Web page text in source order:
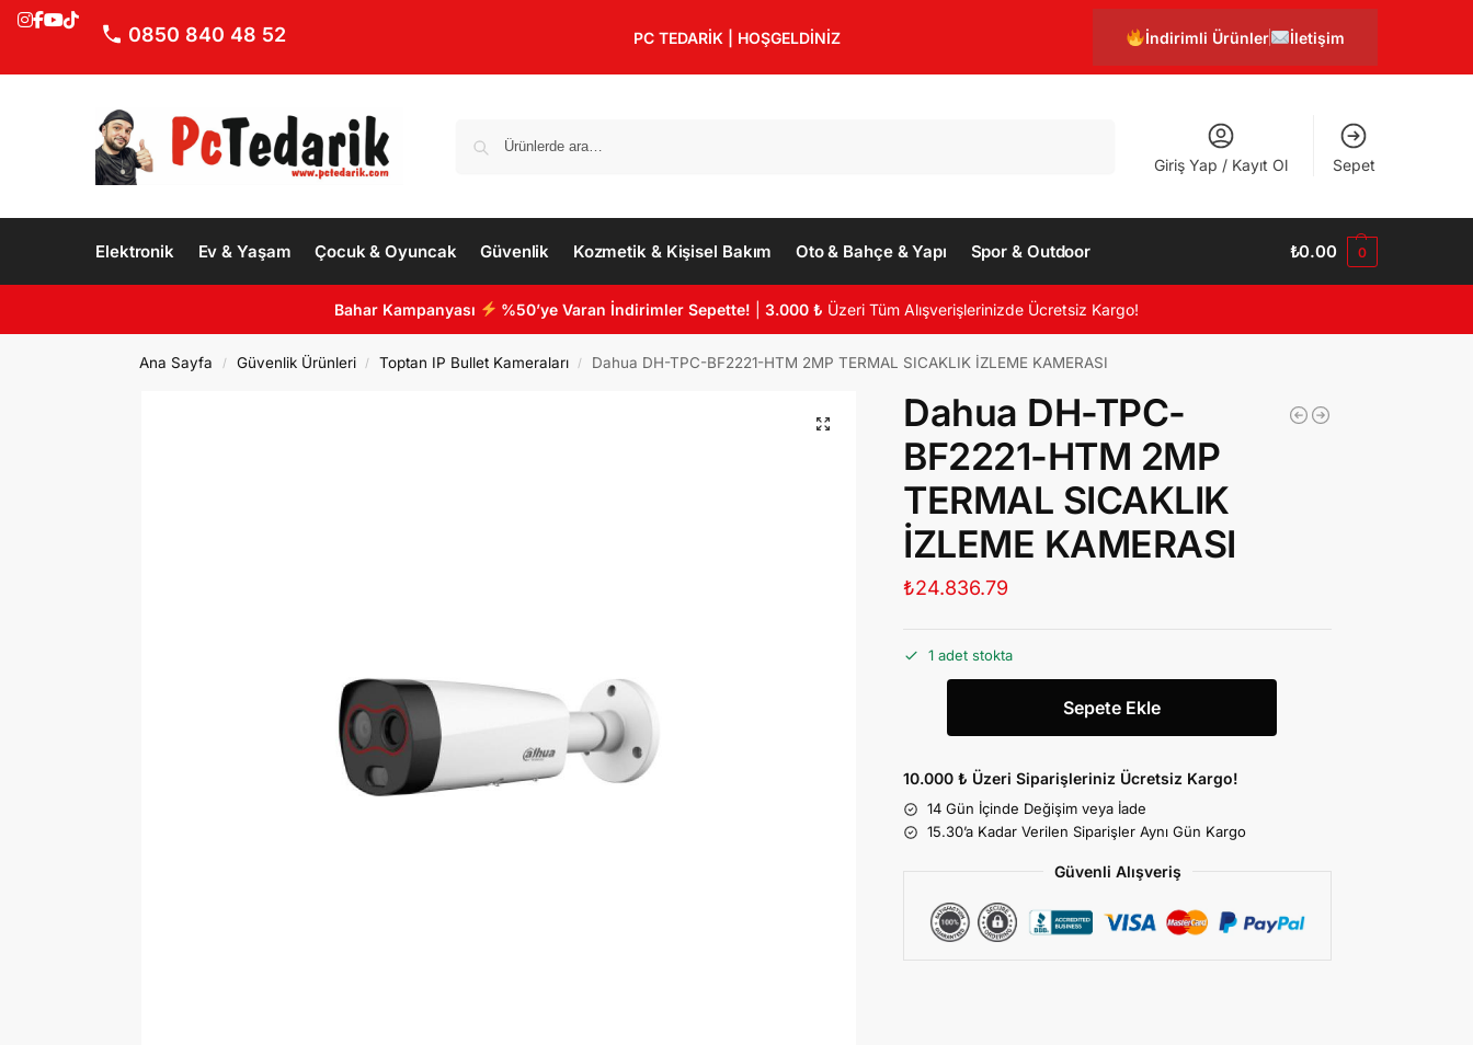
0850 840 48 52 PC TEDARİK | HOŞGELDİNİZ İndirimli Ürünler İletişim
Giriş Yap / Kayıt Ol Sepet
Elektronik Ev & Yaşam Çocuk & Oyuncak Güvenlik Kozmetik & Kişisel Bakım Oto & Bahçe & Yapı Spor & Outdoor ₺0.00 0
Bahar Kampanyası %50’ye Varan İndirimler Sepette! |3.000 ₺ Üzeri Tüm Alışverişlerinizde Ücretsiz Kargo!
Ana Sayfa / Güvenlik Ürünleri / Toptan IP Bullet Kameraları / Dahua DH-TPC-BF2221-HTM 2MP TERMAL SICAKLIK İZLEME KAMERASI
Dahua DH-TPC-
BF2221-HTM 2MP
TERMAL SICAKLIK
İZLEME KAMERASI
₺24.836.79
1 adet stokta
Sepete Ekle
10.000 ₺ Üzeri Siparişleriniz Ücretsiz Kargo!
14 Gün İçinde Değişim veya İade
15.30’a Kadar Verilen Siparişler Aynı Gün Kargo
Güvenli Alışveriş